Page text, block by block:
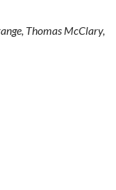
Thomas McClary,